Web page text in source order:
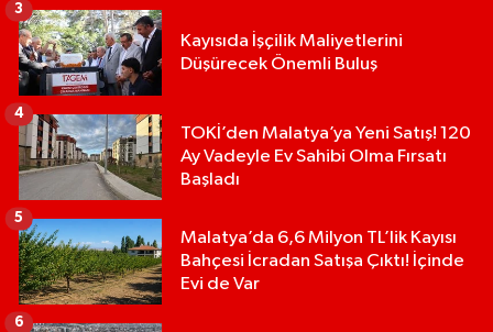
Kayısıda İşçilik Maliyetlerini
Düşürecek Önemli Buluş
3
TOKİ’den Malatya’ya Yeni Satış! 120
Ay Vadeyle Ev Sahibi Olma Fırsatı
Başladı
4
Malatya’da 6,6 Milyon TL’lik Kayısı
Bahçesi İcradan Satışa Çıktı! İçinde
Evi de Var
5
6